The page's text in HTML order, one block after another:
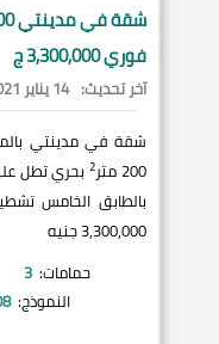
شقة فيمدينتي200 م
فوري 3,300,000 ج
آخر تحديث: 14 يناير 2021
شقة في مدينتي
200 متر
2
بالطابق الخامس
3,300,000 جنيه
حمامات: 3
النموذج: